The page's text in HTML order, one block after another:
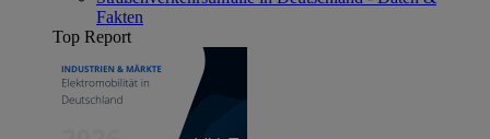
Fakten
Top Report